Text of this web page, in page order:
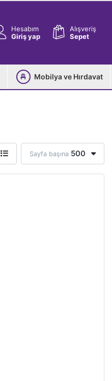
Hesabım
Giriş yap
Alışveriş
Sepet
Mobilya ve Hırdavat
Sayfa başına 500